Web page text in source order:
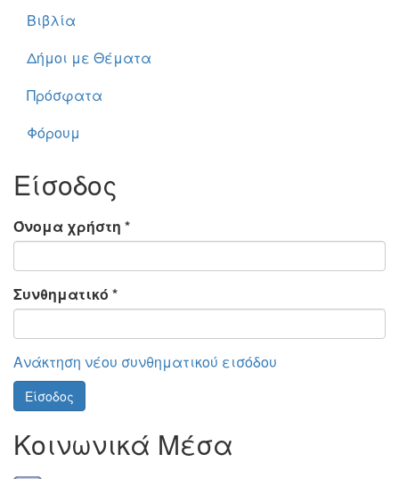
Βιβλία
Δήμοι με Θέματα
Πρόσφατα
Φόρουμ
Είσοδος
Όνομα χρήστη *
Συνθηματικό *
Ανάκτηση νέου συνθηματικού εισόδου
Είσοδος
Κοινωνικά Μέσα